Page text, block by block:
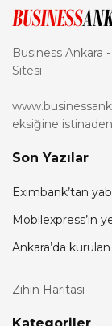
Business Ankara
Sitesi
eksiğine istinaden
Son Yazılar
Eximbank’tan
Mobilexpress’in
Ankara’da
Zihin Haritası